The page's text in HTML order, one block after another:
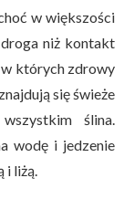
w większości
niż kontakt
których zdrowy
się świeże
ślina.
wodę i jedzenie
i liżą.